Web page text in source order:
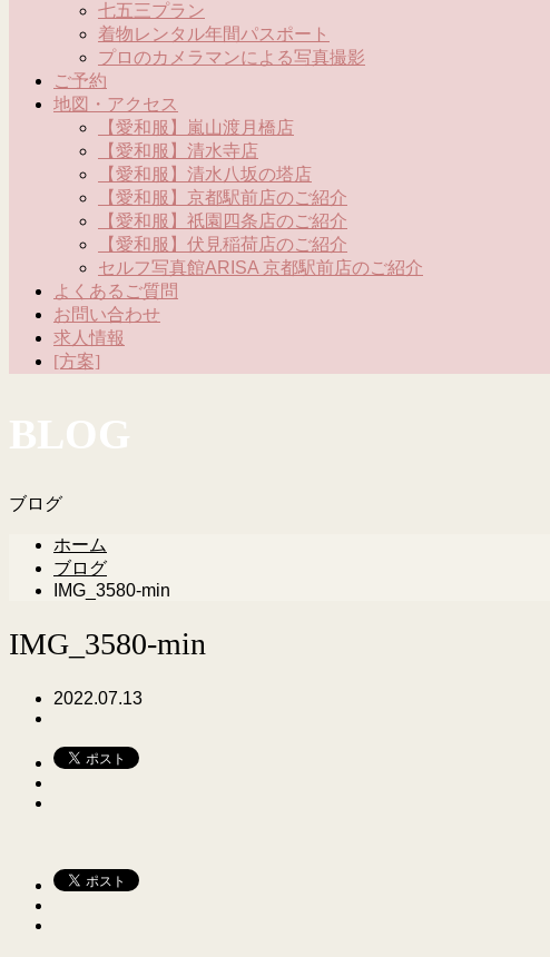
七五三プラン
着物レンタル年間パスポート
プロのカメラマンによる写真撮影
ご予約
地図・アクセス
【愛和服】嵐山渡月橋店
【愛和服】清水寺店
【愛和服】清水八坂の塔店
【愛和服】京都駅前店のご紹介
【愛和服】祇園四条店のご紹介
【愛和服】伏見稲荷店のご紹介
セルフ写真館ARISA 京都駅前店のご紹介
よくあるご質問
お問い合わせ
求人情報
[方案]
BLOG
ブログ
ホーム
ブログ
IMG_3580-min
IMG_3580-min
2022.07.13